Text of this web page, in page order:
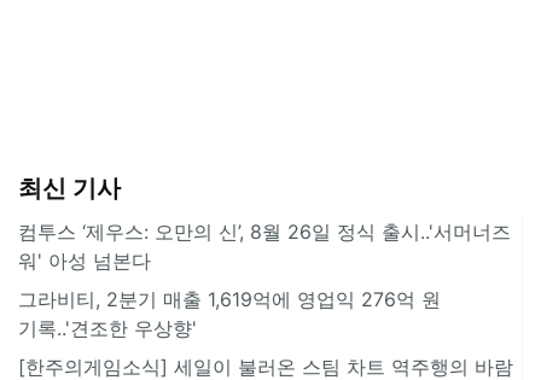
최신 기사
컴투스 ‘제우스: 오만의 신’, 8월 26일 정식 출시..'서머너즈
워' 아성 넘본다
그라비티, 2분기 매출 1,619억에 영업익 276억 원
기록..'견조한 우상향'
[한주의게임소식] 세일이 불러온 스팀 차트 역주행의 바람